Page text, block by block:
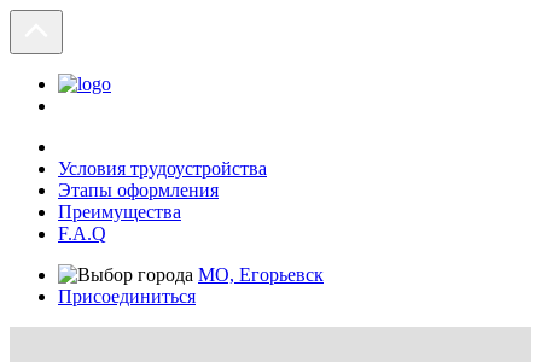
Условия трудоустройства
Этапы оформления
Преимущества
F.A.Q
МО, Егорьевск
Присоединиться